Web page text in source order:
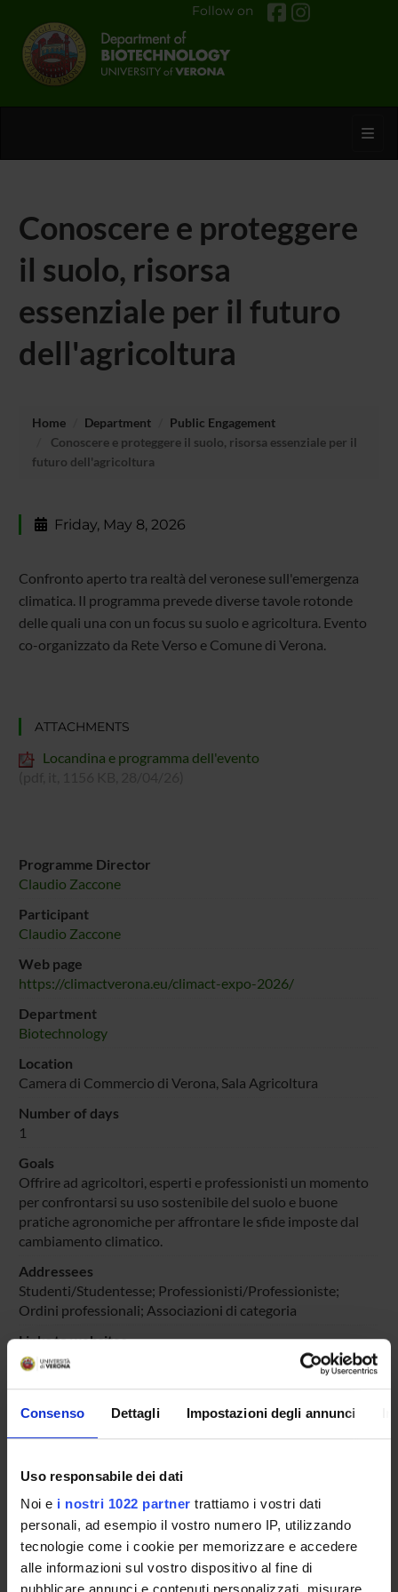
Consenso Dettagli Impostazioni degli annunci
Uso responsabile dei dati
Noi e i nostri 1022 partner trattiamo i vostri dati
personali, ad esempio il vostro numero IP, utilizzando
tecnologie come i cookie per memorizzare e accedere
alle informazioni sul vostro dispositivo al fine di
Follow on
Conoscere e proteggere
il suolo, risorsa
essenziale per il futuro
dell'agricoltura
Home Department
Public Engagement
Conoscere e proteggere il suolo, risorsa essenziale per il
futuro dell'agricoltura
Friday, May 8, 2026
Confronto aperto tra realtà del veronese sull'emergenza
climatica. Il programma prevede diverse tavole rotonde
delle quali una con un focus su suolo e agricoltura. Evento
co-organizzato da Rete Verso e Comune di Verona.
ATTACHMENTS
Locandina e programma dell'evento
Programme Director
Claudio Zaccone
Participant
Claudio Zaccone
Web page
https://climactverona.eu/climact-expo-2026/
Department
Biotechnology
Location
Camera di Commercio di Verona, Sala Agricoltura
Number of days
1
Goals
Offrire ad agricoltori, esperti e professionisti un momento
per confrontarsi su uso sostenibile del suolo e buone
pratiche agronomiche per affrontare le sfide imposte dal
cambiamento climatico.
Addressees
Studenti/Studentesse; Professionisti/Professioniste;
Ordini professionali; Associazioni di categoria
Links to websites
https://climactverona.eu/wp-
content/uploads/2026/04/Suolo_Locandine-A3-tavole-
Prevalent Category
Partecipazione a progetti di sviluppo urbano o
valorizzazione del territorio: Partecipazione a progetti di
sviluppo urbano o valorizzazione del territorio